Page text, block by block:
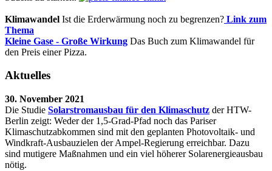
Klimawandel Ist die Erderwärmung noch zu begrenzen? Link zum
Thema
Kleine Gase - Große Wirkung Das Buch zum Klimawandel für
den Preis einer Pizza.
Aktuelles
30. November 2021
Die Studie Solarstromausbau für den Klimaschutz der HTW-
Berlin zeigt: Weder der 1,5-Grad-Pfad noch das Pariser
Klimaschutzabkommen sind mit den geplanten Photovoltaik- und
Windkraft-Ausbauzielen der Ampel-Regierung erreichbar. Dazu
sind mutigere Maßnahmen und ein viel höherer Solarenergieausbau
nötig.